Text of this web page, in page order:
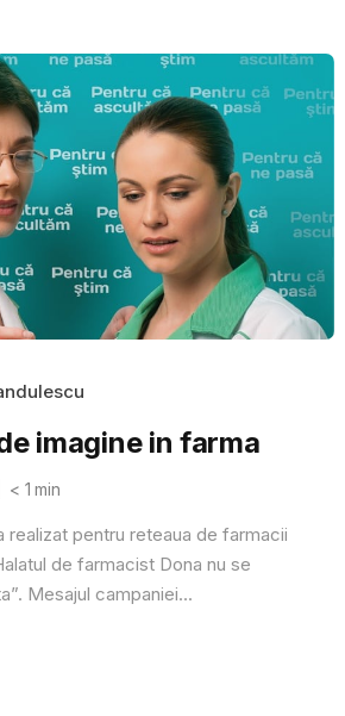
imagine in farma
< 1 min
realizat pentru reteaua de farmacii
de farmacist Dona nu se
Mesajul campaniei...